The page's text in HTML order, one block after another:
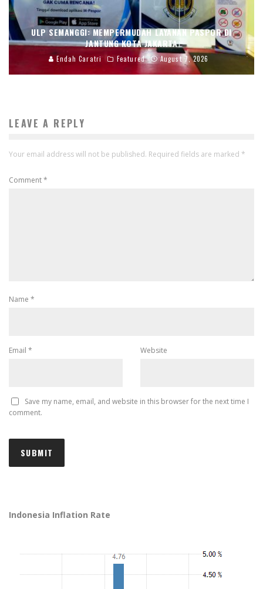
ULP SEMANGGI: MEMPERMUDAH LAYANAN PASPOR DI
JANTUNG KOTA JAKARTA
Endah Caratri Featured August 7, 2026
LEAVE A REPLY
Your email address will not be published. Required fields are marked *
Comment*
Name *
Email * Website
Save my name, email, and website in this browser for the next time I
comment.
Indonesia Inflation Rate